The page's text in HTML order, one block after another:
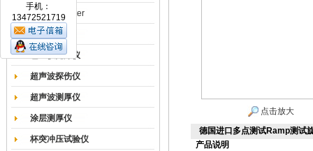
手机：
13472521719
英国Elcometer
耐磨试验机
色差仪光泽仪
超声波探伤仪
超声波测厚仪
涂层测厚仪
杯突冲压试验仪
点击放大
德国进口多点测试Ramp测试
产品说明